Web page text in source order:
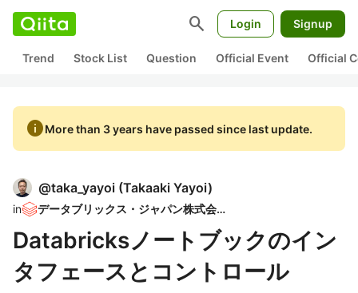
search Login Signup
Trend Stock List Question Official Event Official
infoMore than 3 years have passed since last update.
@taka_yayoi (Takaaki Yayoi)
in データブリックス・ジャパン株式会社
Databricksノートブックのイン
タフェースとコントロール